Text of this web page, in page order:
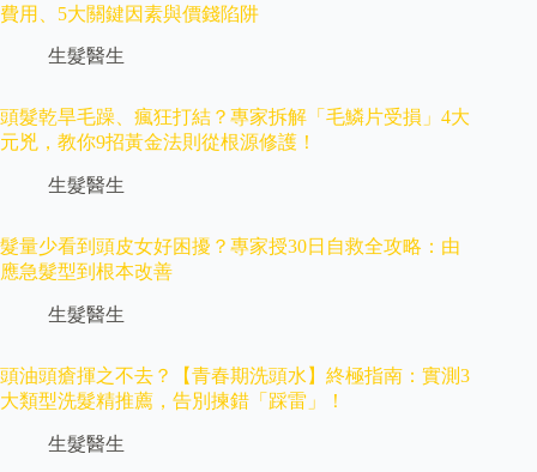
費用、5大關鍵因素與價錢陷阱
生髮醫生
頭髮乾旱毛躁、瘋狂打結？專家拆解「毛鱗片受損」4大
元兇，教你9招黃金法則從根源修護！
生髮醫生
髮量少看到頭皮女好困擾？專家授30日自救全攻略：由
應急髮型到根本改善
生髮醫生
頭油頭瘡揮之不去？【青春期洗頭水】終極指南：實測3
大類型洗髮精推薦，告別揀錯「踩雷」！
生髮醫生